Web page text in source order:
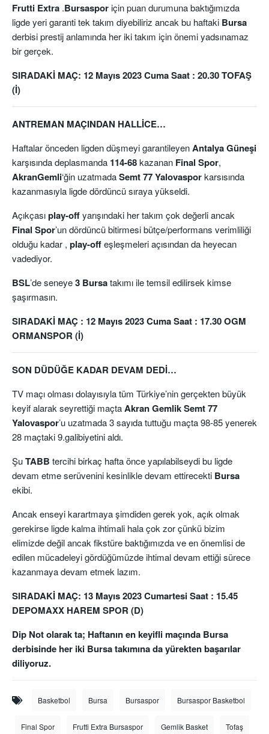
Frutti Extra .Bursasporiçin puan durumuna baktığımızda
ligde yeri garanti tek takım diyebiliriz ancak bu haftaki Bursa
derbisi prestij anlamında her iki takım için önemi yadsınamaz
bir gerçek.
SIRADAKİ MAÇ: 12 Mayıs 2023 Cuma Saat : 20.30 TOFAŞ
(İ)
ANTREMAN MAÇINDAN HALLİCE…
Haftalar önceden ligden düşmeyi garantileyenAntalya Güneşi
karşısında deplasmanda 114-68kazanan Final Spor,
AkranGemli‘ğin uzatmadaSemt 77 Yalovasporkarsısında
kazanmasıyla ligde dördüncü sıraya yükseldi.
Açıkçasıplay-offyarışındaki her takım çok değerli ancak
Final Spor’un dördüncü bitirmesi bütçe/performans verimliliği
olduğu kadar , play-offeşleşmeleri açısından da heyecan
vadediyor.
BSL’de seneye3 Bursatakımı ile temsil edilirsek kimse
şaşırmasın.
SIRADAKİ MAÇ : 12 Mayıs 2023 Cuma Saat : 17.30 OGM
ORMANSPOR (İ)
SON DÜDÜĞE KADAR DEVAM DEDİ…
TV maçı olması dolayısıyla tüm Türkiye’nin gerçekten büyük
keyif alarak seyrettiği maçtaAkran Gemlik Semt 77
Yalovaspor’u uzatmada 3 sayıda tuttuğu maçta 98-85 yenerek
28 maçtaki 9.galibiyetini aldı.
ŞuTABB tercihi birkaç hafta önce yapılabilseydi bu ligde
devam etme serüvenini kesinlikle devam ettirecekti Bursa
ekibi.
Ancak enseyi karartmaya şimdiden gerek yok, açık olmak
gerekirse ligde kalma ihtimali hala çok zor çünkü bizim
elimizde değil ancak fikstüre baktığımızda ve en önemlisi de
edilen mücadeleyi gördüğümüzde ihtimal devam ettiği sürece
kazanmaya devam etmek lazım.
SIRADAKİ MAÇ: 13 Mayıs 2023 Cumartesi Saat : 15.45
DEPOMAXX HAREM SPOR (D)
Dip Not olarak ta; Haftanın en keyifli maçında Bursa
derbisinde her iki Bursa takımına da yürekten başarılar
diliyoruz.
Basketbol Bursa Bursaspor Bursaspor Basketbol
Final Spor Frutti Extra Bursaspor Gemlik Basket Tofaş